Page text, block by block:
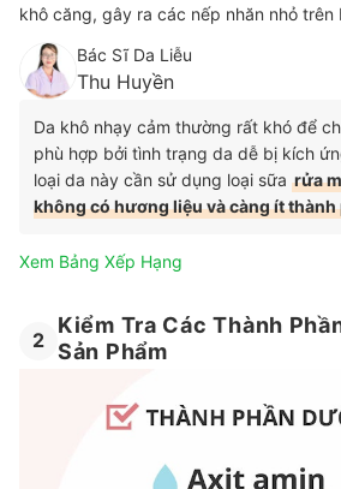
khô căng, gây ra các nếp nhăn nhỏ trên
Bác Sĩ Da Liễu
Thu Huyền
Da khô nhạy cảm thường rất khó để
phù hợp bởi tình trạng da dễ bị kích
loại da này cần sử dụng loại sữa rửa
không có hương liệu và càng ít thành
Xem Bảng Xếp Hạng
2
Kiểm Tra Các Thành
Sản Phẩm